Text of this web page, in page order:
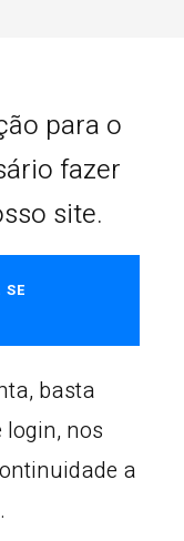
para o
fazer
site.
basta
nos
a